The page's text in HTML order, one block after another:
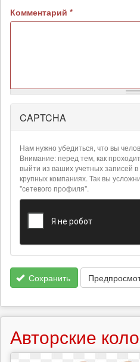
Комментарий *
Более
подробная
информация
текстовых
форматах
CAPTCHA
Нам нужно убедиться, что вы
Внимание: перед тем, как
выйти из ваших учетных записей
крупных компаниях. Так вы
"сетевого профиля".
Сохранить
Авторские